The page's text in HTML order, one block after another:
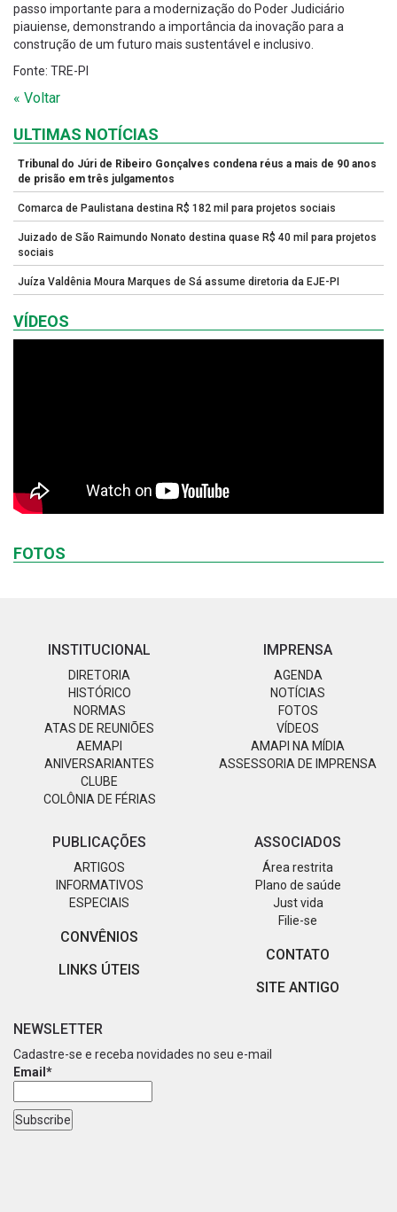
passo importante para a modernização do Poder Judiciário
piauiense, demonstrando a importância da inovação para a
construção de um futuro mais sustentável e inclusivo.
Fonte: TRE-PI
« Voltar
ULTIMAS NOTÍCIAS
Tribunal do Júri de Ribeiro Gonçalves condena réus a mais de 90 anos
de prisão em três julgamentos
Comarca de Paulistana destina R$ 182 mil para projetos sociais
Juizado de São Raimundo Nonato destina quase R$ 40 mil para projetos
sociais
Juíza Valdênia Moura Marques de Sá assume diretoria da EJE-PI
VÍDEOS
FOTOS
INSTITUCIONAL
DIRETORIA
HISTÓRICO
NORMAS
ATAS DE REUNIÕES
AEMAPI
ANIVERSARIANTES
CLUBE
COLÔNIA DE FÉRIAS
IMPRENSA
AGENDA
NOTÍCIAS
FOTOS
VÍDEOS
AMAPI NA MÍDIA
ASSESSORIA DE IMPRENSA
PUBLICAÇÕES
ARTIGOS
INFORMATIVOS
ESPECIAIS
CONVÊNIOS
LINKS ÚTEIS
ASSOCIADOS
Área restrita
Plano de saúde
Just vida
Filie-se
CONTATO
SITE ANTIGO
NEWSLETTER
Cadastre-se e receba novidades no seu e-mail
Email*